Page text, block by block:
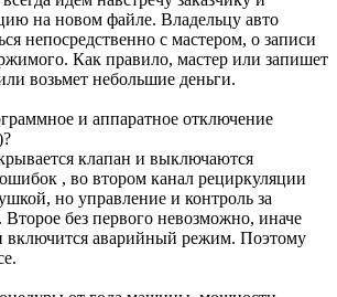
на новом файле. Владельцу авто
непосредственно с мастером, о записи
Как правило, мастер или запишет
возьмет небольшие деньги.
и аппаратное отключение
клапан и выключаются
, во втором канал рециркуляции
но управление и контроль за
Второе без первого невозможно, иначе
включится аварийный режим. Поэтому